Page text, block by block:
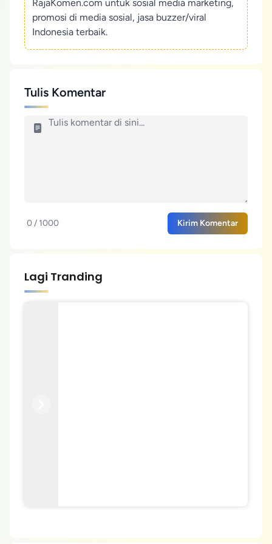
RajaKomen.com untuk sosial media marketing,
promosi di media sosial, jasa buzzer/viral
Indonesia terbaik.
Tulis Komentar
0 / 1000 Kirim Komentar
Lagi Tranding